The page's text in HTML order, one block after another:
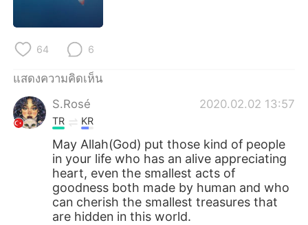
한국어
Türkçe
Português
64 6
แสดงความคิดเห็น
S.Rosé
2020.02.02 13:57
TR KR
May Allah(God) put those kind of people
in your life who has an alive appreciating
heart, even the smallest acts of
goodness both made by human and who
can cherish the smallest treasures that
are hidden in this world.